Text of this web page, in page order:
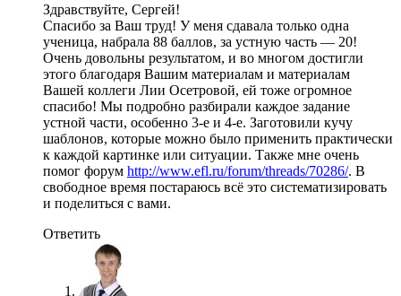
Здравствуйте, Сергей!
Спасибо за Ваш труд! У меня сдавала только одна
ученица, набрала 88 баллов, за устную часть — 20!
Очень довольны результатом, и во многом достигли
этого благодаря Вашим материалам и материалам
Вашей коллеги Лии Осетровой, ей тоже огромное
спасибо! Мы подробно разбирали каждое задание
устной части, особенно 3-е и 4-е. Заготовили кучу
шаблонов, которые можно было применить практически
к каждой картинке или ситуации. Также мне очень
помог форум http://www.efl.ru/forum/threads/70286/. В
свободное время постараюсь всё это систематизировать
и поделиться с вами.
Ответить